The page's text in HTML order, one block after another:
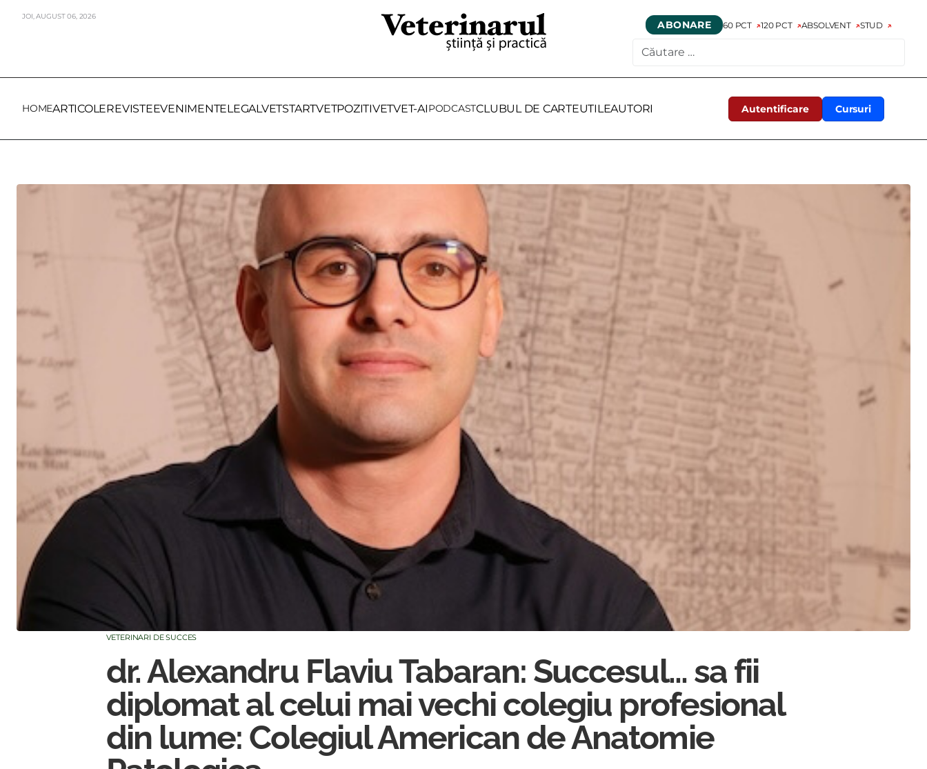
JOI,AUGUST06, 2026
ABONARE 60 PCT 120 PCT ABSOLVENT STUD
Autentificare Cursuri
HOMEARTICOLEREVISTEEVENIMENTELEGALVETSTARTVETPOZITIVETVET-AIPODCASTCLUBUL DE CARTEUTILEAUTORI
VETERINARI DE SUCCES
dr. Alexandru Flaviu Tabaran: Succesul… sa fii
diplomat al celui mai vechi colegiu profesional
din lume: Colegiul American de Anatomie